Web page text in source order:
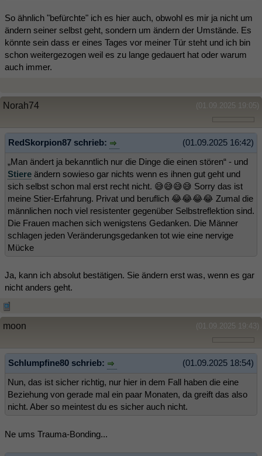
So ähnlich "befürchte" ich es hier auch, obwohl es mir ja nicht um
ändern seiner selbst geht, sondern um ändern der Umstände. Es
könnte sein dass er eines Tages vor meiner Tür steht und ich bin
schon weitergezogen weil es zu lange gedauert hat oder warum
auch immer.
(01.09.2025 19:05)
Norah74
(01.09.2025 16:42)
RedSkorpion87 schrieb:
„Man ändert ja bekanntlich nur die Dinge die einen stören“ - und
Stiere ändern sowieso gar nichts wenn es ihnen gut geht und
sich selbst schon mal erst recht nicht. 😅😅😅😅 Sorry das ist
meine Stier-Erfahrung. Privat und beruflich 😂😂😂😂 Zumal die
männlichen noch viel resistenter gegenüber Selbstreflektion sind.
Die Frauen machen sich wenigstens Gedanken. Die Männer
schlagen jeden Veränderungsgedanken tot wie eine nervige
Mücke
Ja, kann ich absolut bestätigen. Sie ändern erst was, wenn es gar
nicht anders geht.
(01.09.2025 19:43)
moon
(01.09.2025 18:54)
Schlumpfine80 schrieb:
Nun, das ist sicher richtig, nur hier in dem Fall haben die eine
Beziehung von gerade mal ein paar Monaten, da greift das also
nicht. Aber so meintest du es sicher auch nicht.
Ne ums Trauma-Bonding...